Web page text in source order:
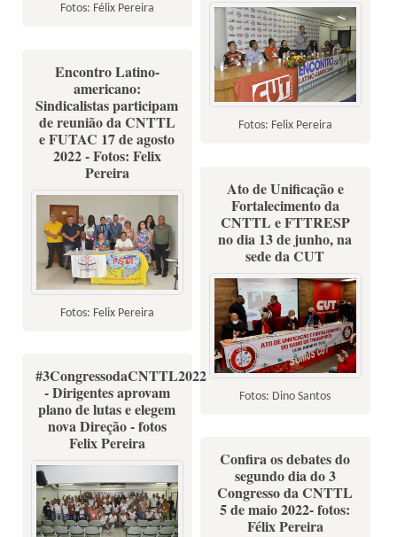
Fotos: Félix Pereira
Fotos: Felix Pereira
Encontro Latino-
americano:
Sindicalistas participam
de reunião da CNTTL
e FUTAC 17 de agosto
2022 - Fotos: Felix
Pereira
Fotos: Felix Pereira
Ato de Unificação e
Fortalecimento da
CNTTL e FTTRESP
no dia 13 de junho, na
sede da CUT
Fotos: Dino Santos
#3CongressodaCNTTL2022
- Dirigentes aprovam
plano de lutas e elegem
nova Direção - fotos
Felix Pereira
Confira os debates do
segundo dia do 3
Congresso da CNTTL
5 de maio 2022- fotos:
Félix Pereira